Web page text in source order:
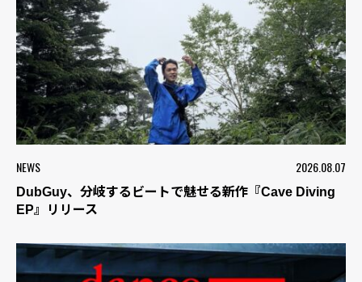
NEWS 2026.08.07
DubGuy、分岐するビートで魅せる新作『Cave Diving
EP』リリース